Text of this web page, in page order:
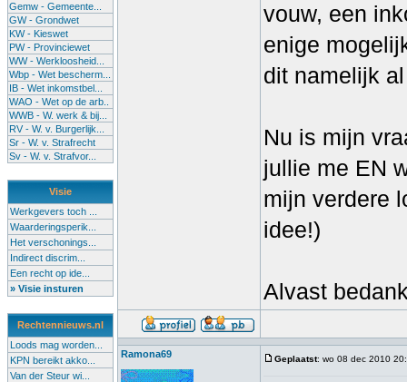
Gemw - Gemeente...
GW - Grondwet
KW - Kieswet
PW - Provinciewet
WW - Werkloosheid...
Wbp - Wet bescherm...
IB - Wet inkomstbel...
WAO - Wet op de arb..
WWB - W. werk & bij...
RV - W. v. Burgerlijk...
Sr - W. v. Strafrecht
Sv - W. v. Strafvor...
Visie
Werkgevers toch ...
Waarderingsperik...
Het verschonings...
Indirect discrim...
Een recht op ide...
» Visie insturen
Rechtennieuws.nl
Loods mag worden...
KPN bereikt akko...
Van der Steur wi...
vouw, een
enige
dit namelijk
Nu is mijn
jullie me EN
mijn verdere
idee!)
Alvast
Ramona69 Geplaatst: wo 08 dec 2010